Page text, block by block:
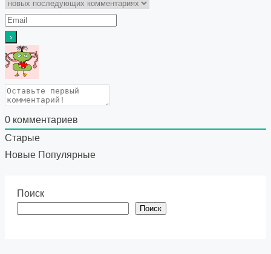
0 комментариев
Старые
Новые Популярные
Поиск
Поиск